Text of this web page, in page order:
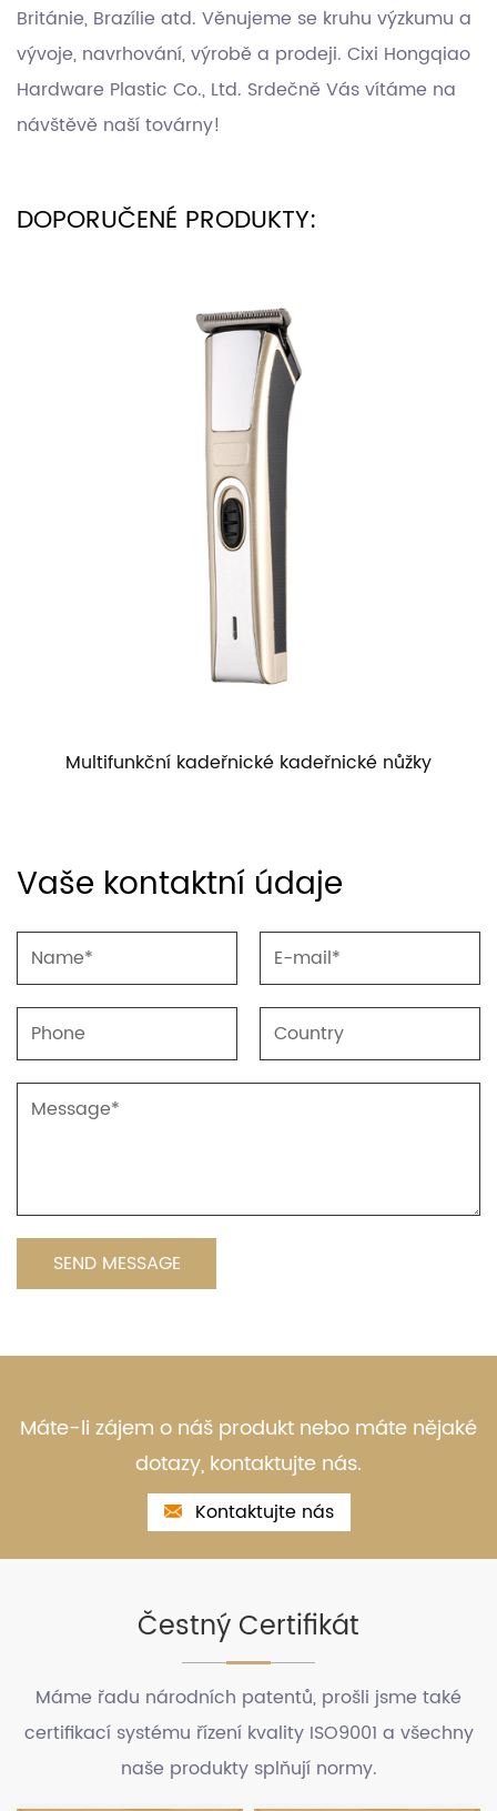
Británie, Brazílie atd. Věnujeme se kruhu výzkumu a
vývoje, navrhování, výrobě a prodeji. Cixi Hongqiao
Hardware Plastic Co., Ltd. Srdečně Vás vítáme na
návštěvě naší továrny!
DOPORUČENÉ PRODUKTY:
kadeřnické kadeřnické nůžky Domácí
Vaše kontaktní údaje
Máte-li zájem o náš produkt nebo máte nějaké
dotazy, kontaktujte nás.
Kontaktujte nás
Čestný Certifikát
Máme řadu národních patentů, prošli jsme také
certifikací systému řízení kvality ISO9001 a všechny
naše produkty splňují normy.